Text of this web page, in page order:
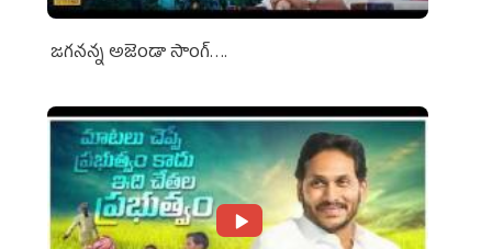
జగనన్న అజెండా సాంగ్….